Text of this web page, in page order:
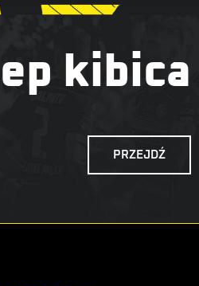
kibica
PRZEJDŹ